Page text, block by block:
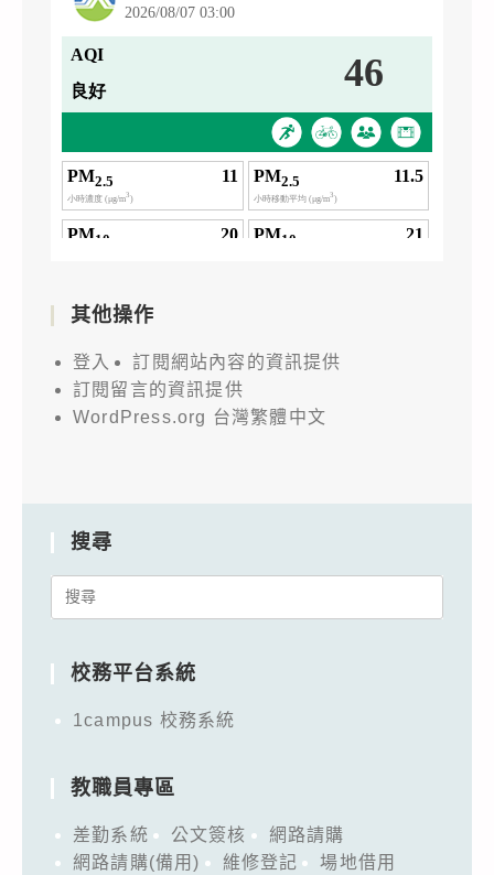
其他操作
登入
訂閱網站內容的資訊提供
訂閱留言的資訊提供
WordPress.org 台灣繁體中文
搜尋
Search
校務平台系統
1campus 校務系統
教職員專區
差勤系統 公文簽核
網路請購
網路請購(備用)
維修登記
場地借用